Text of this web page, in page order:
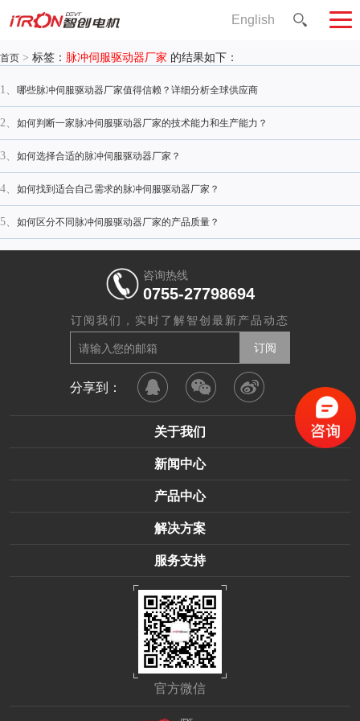
English
首页 > 标签： 脉冲伺服驱动器厂家 的结果如下：
1、 哪些脉冲伺服驱动器厂家值得信赖？详细分析全球供应商
2、 如何判断一家脉冲伺服驱动器厂家的技术能力和生产能力？
3、 如何选择合适的脉冲伺服驱动器厂家？
4、 如何找到适合自己需求的脉冲伺服驱动器厂家？
5、 如何区分不同脉冲伺服驱动器厂家的产品质量？
咨询热线
0755-27798694
订阅我们，实时了解智创最新产品动态
分享到：
关于我们
新闻中心
产品中心
解决方案
服务支持
官方微信